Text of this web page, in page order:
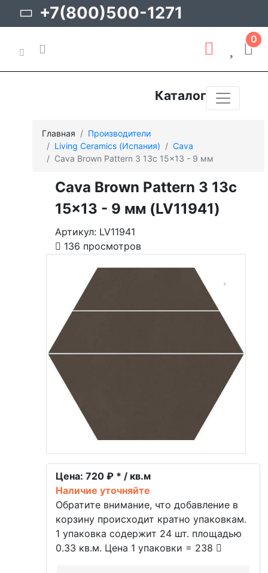
+7(800)500-1271
0
Каталог
Главная
Производители
Living Ceramics (Испания)
Cava
Cava Brown Pattern 3 13c 15x13 - 9 мм
Cava Brown Pattern 3 13c
15x13 - 9 мм (LV11941)
Артикул: LV11941
136 просмотров
Цена: 720 ₽ * / кв.м
Наличие уточняйте
Обратите внимание, что добавление в
корзину происходит кратно упаковкам.
1 упаковка содержит 24 шт. площадью
0.33 кв.м. Цена 1 упаковки = 238